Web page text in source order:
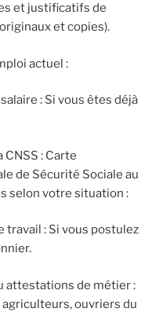
et justificatifs de
et copies).
actuel :
: Si vous êtes déjà
CNSS : Carte
de Sécurité Sociale au
selon votre situation :
travail : Si vous postulez
attestations de métier :
ouvriers du